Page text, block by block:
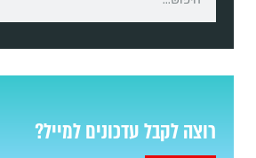
רוצה לקבל עדכונים למייל?